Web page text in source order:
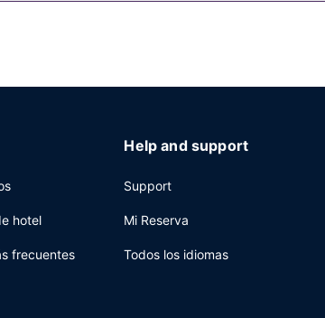
hotel
frecuentes
Help and support
Support
Mi Reserva
Todos los idiomas